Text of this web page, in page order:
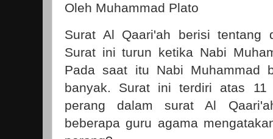
Oleh Muhammad Plato
Surat Al Qaari'ah berisi tentang
Surat ini turun ketika Nabi
Pada saat itu Nabi Muhammad
banyak. Surat ini terdiri atas
perang dalam surat Al
beberapa guru agama